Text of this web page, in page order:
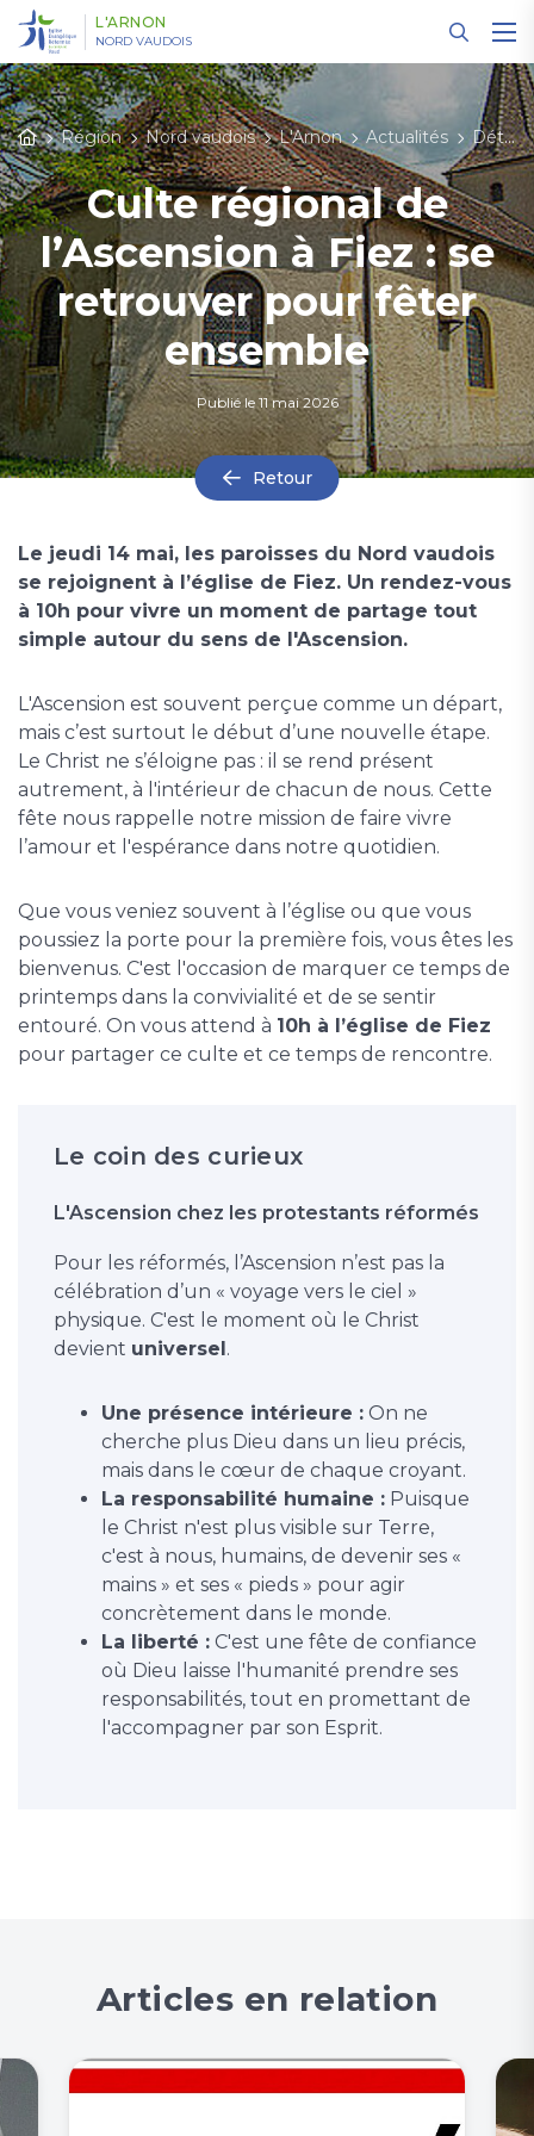
L'ARNON
NORD VAUDOIS
Région Nord vaudois L'Arnon Actualités Détail des actualités
Culte régional de
l’Ascension à Fiez : se
retrouver pour fêter
ensemble
Publié le11 mai 2026
Retour
Le jeudi 14 mai, les paroisses du Nord vaudois
se rejoignent à l’église de Fiez. Un rendez-vous
à 10h pour vivre un moment de partage tout
simple autour du sens de l'Ascension.
L'Ascension est souvent perçue comme un départ,
mais c’est surtout le début d’une nouvelle étape.
Le Christ ne s’éloigne pas : il se rend présent
autrement, à l'intérieur de chacun de nous. Cette
fête nous rappelle notre mission de faire vivre
l’amour et l'espérance dans notre quotidien.
Que vous veniez souvent à l’église ou que vous
poussiez la porte pour la première fois, vous êtes les
bienvenus. C'est l'occasion de marquer ce temps de
printemps dans la convivialité et de se sentir
entouré. On vous attend à 10h à l’église de Fiez
pour partager ce culte et ce temps de rencontre.
Le coin des curieux
L'Ascension chez les protestants réformés
Pour les réformés, l’Ascension n’est pas la
célébration d’un « voyage vers le ciel »
physique. C'est le moment où le Christ
devient universel.
Une présence intérieure : On ne
cherche plus Dieu dans un lieu précis,
mais dans le cœur de chaque croyant.
La responsabilité humaine : Puisque
le Christ n'est plus visible sur Terre,
c'est à nous, humains, de devenir ses «
mains » et ses « pieds » pour agir
concrètement dans le monde.
La liberté : C'est une fête de confiance
où Dieu laisse l'humanité prendre ses
responsabilités, tout en promettant de
l'accompagner par son Esprit.
Articles en relation
Panneau de gestion des cookies